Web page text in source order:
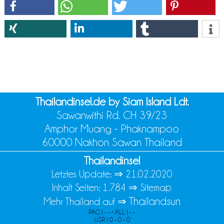
Thailandinsel.de by Siam Island Ldt.
Sawanwithi Rd. CH 39/23
Amphor Muang - Phaknampoo
60000 Nakhon Sawan Thailand
Thailandinsel
Letztes Update: ⇒ 21.02.2020
Inhalt Seiten: 1.784 ⇒ Sitemap
Mehr Thailand auf ⇒ Thailandsun
PAG | - - • ALL | - -
USR | 0 - 0 - 0